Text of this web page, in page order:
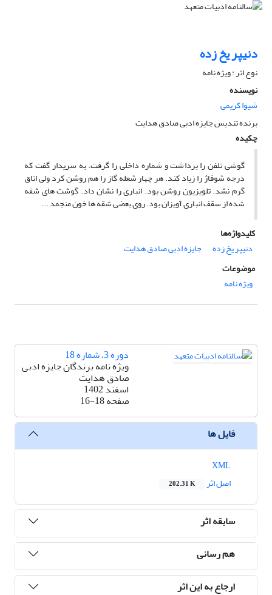
دنیپر یخ زده
نوع اثر : ویژه نامه
نویسنده
شیوا کریمی
برنده تندیس جایزه ادبی صادق هدایت
چکیده
گوشی تلفن را برداشت و شماره داخلی را گرفت. به سریدار گفت که
درجه شوفاژ را زیاد کند. هر چهار شعله گاز را هم روشن کرد ولی اتاق
گرم نشد. تلویزیون روشن بود. انباری را نشان داد. گوشت های شقه
شده از سقف انباری آویزان بود. روی بعضی شقه ها خون منجمد ...
کلیدواژه‌ها
دنیپر یخ زده
جایزه ادبی صادق هدایت
موضوعات
ویژه نامه
دوره 3، شماره 18
ویژه نامه برندگان جایزه ادبی
صادق هدایت
اسفند 1402
صفحه16-18
فایل ها
اصل اثر
202.31 K
سابقه اثر
هم رسانی
ارجاع به این اثر